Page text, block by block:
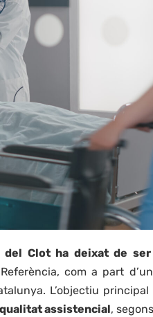
del Clot ha deixat de
com a part
L’objectiu principal
assistencial,